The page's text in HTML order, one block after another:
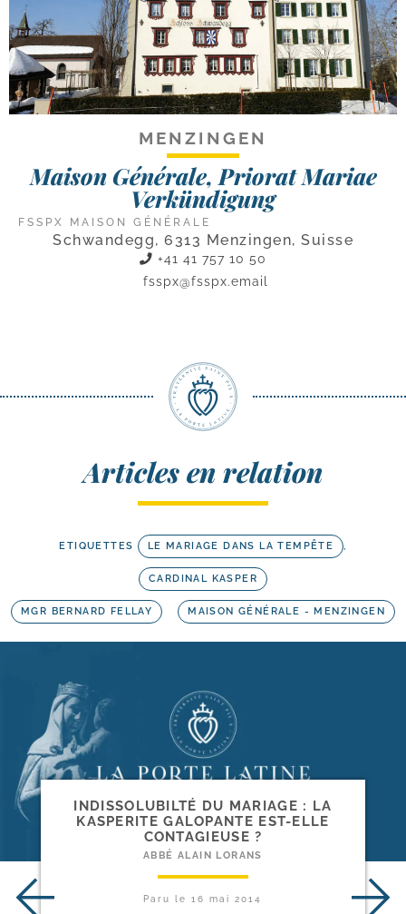
MENZINGEN
Maison Générale, Priorat Mariae
Verkündigung
FSSPX MAISON GÉNÉRALE
Schwandegg, 6313 Menzingen, Suisse
+41 41 757 10 50
fsspx@fsspx.email
Articles en relation
ETIQUETTES LE MARIAGE DANS LA TEMPÊTE ,
CARDINAL KASPER
MGR BERNARD FELLAY MAISON GÉNÉRALE - MENZINGEN
INDISSOLUBILTÉ DU MARIAGE : LA
KASPERITE GALOPANTE EST-​ELLE
CONTAGIEUSE ?
ABBÉ ALAIN LORANS
Paru le16 mai 2014